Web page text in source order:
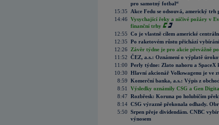
pro samotný fotbal“
15:35
Akce Fedu se odsouvá, americký
14:46 Vysychající řeky a ničivé požáry v
finanční trhy
12:55 Co je vlastně cílem americké
12:35 Po raketovém růstu přichází
12:26
Závěr týdne je pro akcie převážně
11:52 ČEZ, a.s.: Oznámení o výplatě
11:00 Perly týdne: Zlato nahoru a SpaceX
10:30 Hlavní akcionář Volkswagenu je ve
8:59 Komerční banka, a.s.: Výpis z
8:51
Výsledky oznámily CSG a Gen
8:47 Rozbřesk: Koruna po holubičím
8:14 CSG výrazně překonala odhady.
5:50 Srpen přeje dividendám. CNBC
výnosem